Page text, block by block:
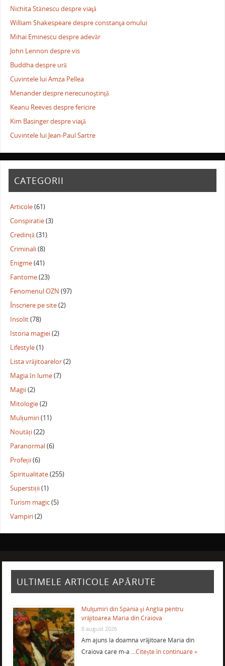
Nichita Stănescu despre viaţă
William Shakespeare despre constanţa omului
Mihai Eminescu despre adevăr
John Lennon despre vis
Buddha despre ură
Cuvintele lui Amza Pellea
Menander despre nerecunoştinţă
Keanu Reeves despre fericire
Kim Basinger despre viaţă
Cuvintele lui Jean-Paul Sartre
CATEGORII
Articole(61)
Conspiratie(3)
Credință(31)
Criminali(8)
Enigme(41)
Fantome(23)
Fenomenul OZN (97)
Înscriere pe site(2)
Insolit(78)
Istoria magiei(2)
Lifestyle(1)
Lista vrăjitoarelor(2)
Magia în lume(7)
Magii(2)
Mitologie(2)
Mulțumiri(11)
Noutăți(22)
Paranormal(6)
Profeții(6)
Spiritualitate(255)
Superstiții(1)
Turism magic(5)
Vampiri(2)
ULTIMELE ARTICOLE APĂRUTE
Mulţumiri din Spania şi Anglia pentru
vrăjitoarea Maria din Craiova
8 august 2026
Am ajuns la doamna vrăjitoare Maria din
Craiova care m-a …Citește în continuare »